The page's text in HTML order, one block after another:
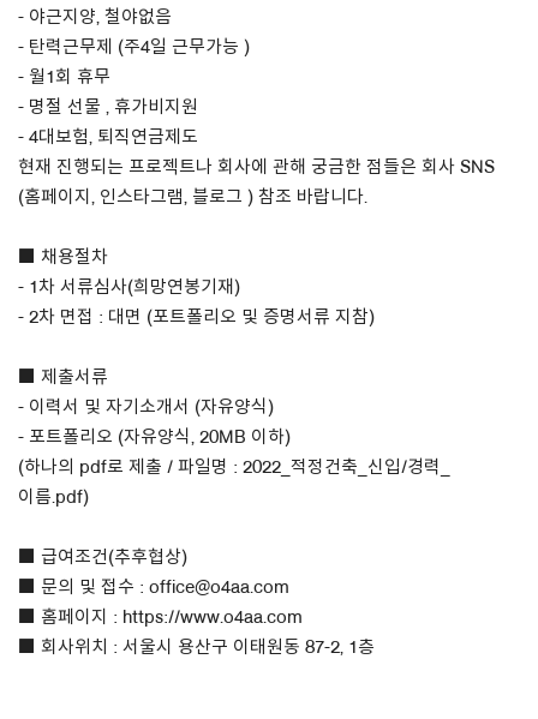
- 야근지양, 철야없음
- 탄력근무제 (주4일 근무가능 )
- 월1회 휴무
- 명절 선물 , 휴가비지원
- 4대보험, 퇴직연금제도
현재 진행되는 프로젝트나 회사에 관해 궁금한 점들은 회사 SNS
(홈페이지, 인스타그램, 블로그 ) 참조 바랍니다.
■ 채용절차
- 1차 서류심사(희망연봉기재)
- 2차 면접 : 대면 (포트폴리오 및 증명서류 지참)
■ 제출서류
- 이력서 및 자기소개서 (자유양식)
- 포트폴리오 (자유양식, 20MB 이하)
(하나의 pdf로 제출 / 파일명 : 2022_적정건축_신입/경력_
이름.pdf)
■ 급여조건(추후협상)
■ 문의 및 접수 : office@o4aa.com
■ 홈페이지 : https://www.o4aa.com
■ 회사위치 : 서울시 용산구 이태원동 87-2, 1층